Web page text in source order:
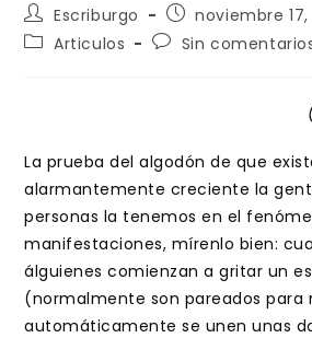
Autor
de
la
Escriburgo
Publicación
de
la
noviembre 17,
Categoría
Articulos
Comentarios
Sin
La prueba del algodón de que
alarmantemente creciente la
personas la tenemos en el
manifestaciones, mírenlo bien:
álguienes comienzan a gritar un
(normalmente son pareados para
automáticamente se unen unas